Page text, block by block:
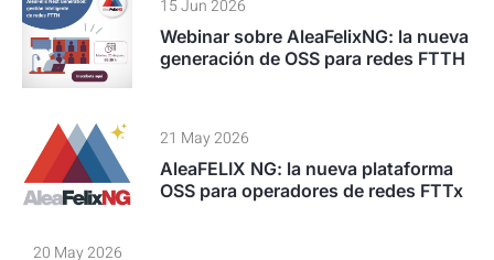
15 Jun 2026
Webinar sobre AleaFelixNG: la nueva
generación de OSS para redes FTTH
21 May 2026
AleaFELIX NG: la nueva plataforma
OSS para operadores de redes FTTx
20 May 2026